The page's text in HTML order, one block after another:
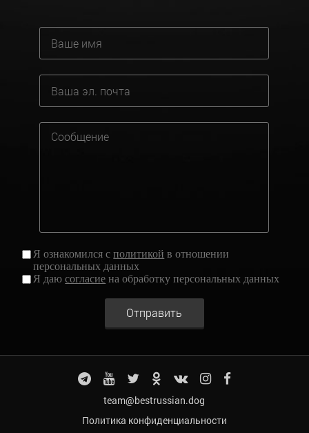
Я ознакомился сполитикой в отношении
персональных данных
Я даюсогласие на обработку персональных данных
Отправить
team@bestrussian.dog
Политика конфиденциальности